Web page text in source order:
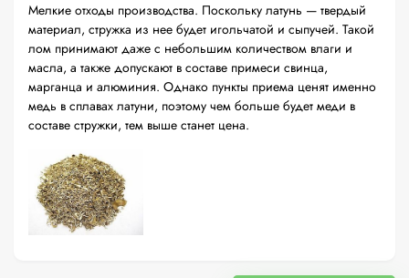
Мелкие отходы производства. Поскольку латунь — твердый
материал, стружка из нее будет игольчатой и сыпучей. Такой
лом принимают даже с небольшим количеством влаги и
масла, а также допускают в составе примеси свинца,
марганца и алюминия. Однако пункты приема ценят именно
медь в сплавах латуни, поэтому чем больше будет меди в
составе стружки, тем выше станет цена.